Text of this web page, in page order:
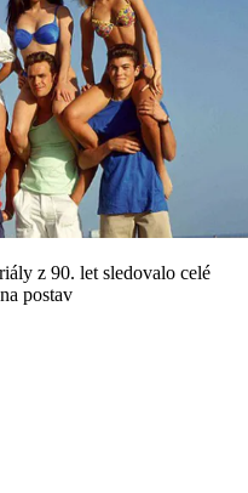
z 90. let sledovalo celé
postav